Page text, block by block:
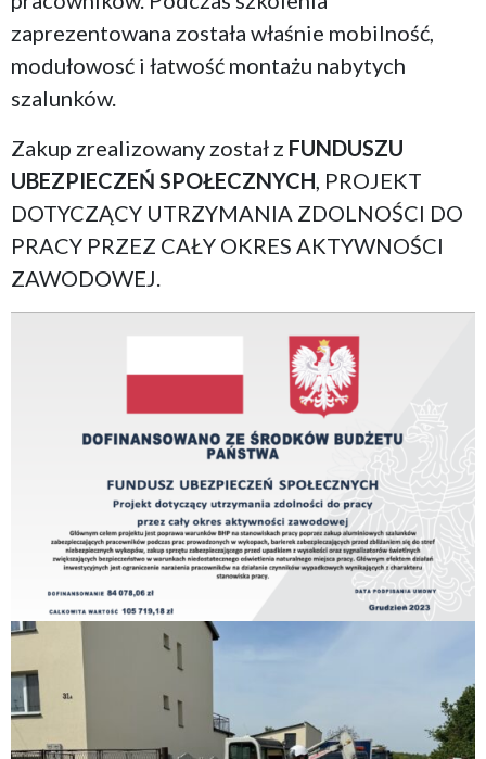
zaprezentowana została właśnie mobilność,
modułowosć i łatwość montażu nabytych
szalunków.
Zakup zrealizowany został z FUNDUSZU
UBEZPIECZEŃ SPOŁECZNYCH, PROJEKT
DOTYCZĄCY UTRZYMANIA ZDOLNOŚCI DO
PRACY PRZEZ CAŁY OKRES AKTYWNOŚCI
ZAWODOWEJ.